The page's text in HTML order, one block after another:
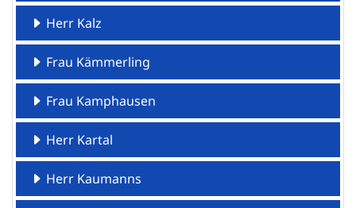
Herr Kalz
Frau Kämmerling
Frau Kamphausen
Herr Kartal
Herr Kaumanns